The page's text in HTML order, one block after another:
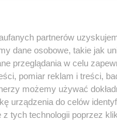
partnerów
dane osobowe, takie jak
przeglądania w celu
pomiar reklam i treści,
możemy używać
urządzenia do celów
tych technologii poprzez